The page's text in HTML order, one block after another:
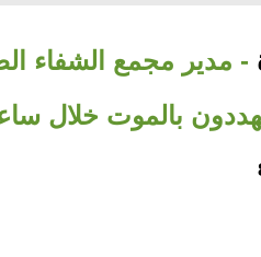
بالموت خلال